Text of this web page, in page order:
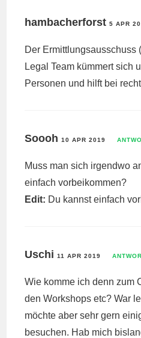
hambacherforst5 APR
Der Ermittlungsausschuss
Legal Team kümmert sich
Personen und hilft bei
Soooh10 APR 2019
Muss man sich irgendwo
einfach vorbeikommen?
Edit: Du kannst einfach
Uschi11 APR 2019
Wie komme ich denn zum
den Workshops etc? War
möchte aber sehr gern
besuchen. Hab mich